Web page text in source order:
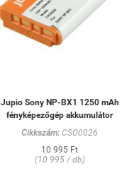
Jupio Sony NP-BX1 1250 mAh
fényképezőgép akkumulátor
Cikkszám: CSO0026
10 995 Ft
(10 995 / db)